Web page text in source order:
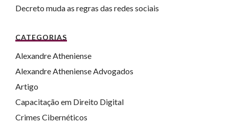
Decreto muda as regras das redes sociais
CATEGORIAS
Alexandre Atheniense
Alexandre Atheniense Advogados
Artigo
Capacitação em Direito Digital
Crimes Cibernéticos